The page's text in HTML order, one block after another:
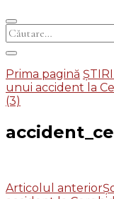
Caută
după:
Prima pagină
unui accident la
(3)
Navigare
Articolul anterior